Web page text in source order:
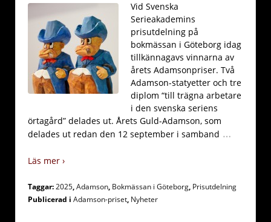
Vid Svenska
Serieakademins
prisutdelning på
bokmässan i Göteborg idag
tillkännagavs vinnarna av
årets Adamsonpriser. Två
Adamson-statyetter och tre
diplom “till trägna arbetare
i den svenska seriens
örtagård” delades ut. Årets Guld-Adamson, som
delades ut redan den 12 september i samband …
Läs mer ›
Taggar:2025,Adamson, Bokmässan i Göteborg, Prisutdelning
Publicerad i Adamson-priset, Nyheter